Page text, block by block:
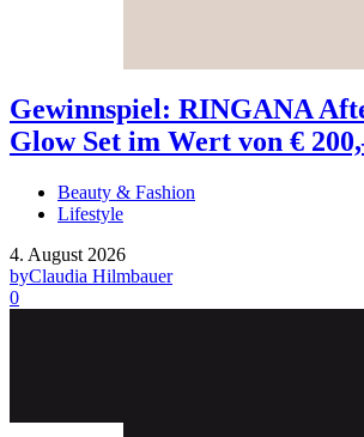
Gewinnspiel: RINGANA
Glow Set im Wert von €
Beauty & Fashion
Lifestyle
4. August 2026
byClaudia Hilmbauer
0